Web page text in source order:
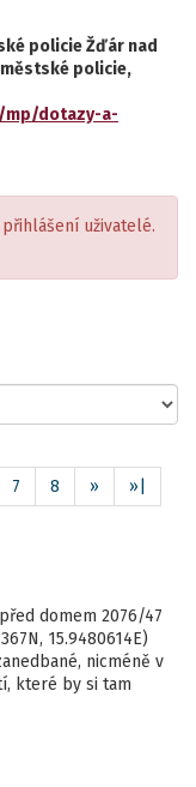
policie Žďár nad
policie,
mp/dotazy-a-
uživatelé.
7 8 » »|
domem 2076/47
15.9480614E)
nicméně v
které by si tam